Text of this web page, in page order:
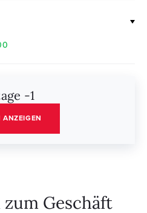
-1
ANZEIGEN
Geschäft